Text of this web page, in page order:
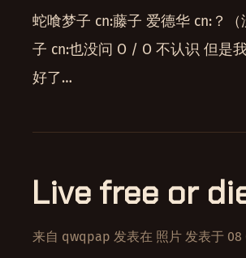
蛇喰梦子 cn:藤子 爱德华 cn:？（
子 cn:也没问 O / O 不认识 但是
好了…
Live free or
来自 qwqpap 发表在 照片 发表于 08